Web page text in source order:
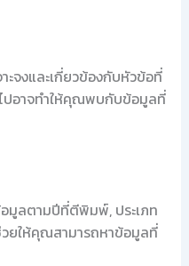
ะจงและเกี่ยวข้องกับหัวข้อที่
ปอาจทำให้คุณพบกับข้อมูลที่
มูลตามปีที่ตีพิมพ์, ประเภท
วยให้คุณสามารถหาข้อมูลที่